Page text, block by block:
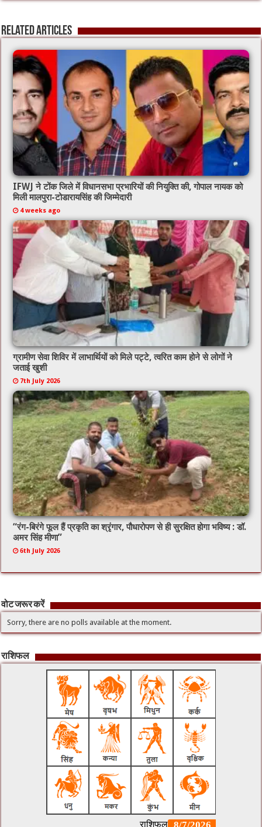
Related Articles
IFWJ ने टोंक जिले में विधानसभा प्रभारियों की नियुक्ति की, गोपाल नायक को
मिली मालपुरा-टोडारायसिंह की जिम्मेदारी
4 weeks ago
ग्रामीण सेवा शिविर में लाभार्थियों को मिले पट्टे, त्वरित काम होने से लोगों ने
जताई खुशी
7th July 2026
“रंग-बिरंगे फूल हैं प्रकृति का श्रृंगार, पौधारोपण से ही सुरक्षित होगा भविष्य : डॉ.
अमर सिंह मीणा”
6th July 2026
वोट जरूर करें
Sorry, there are no polls available at the moment.
राशिफल